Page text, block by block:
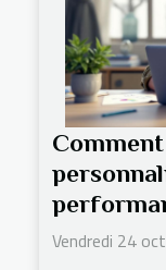
Vendredi 24